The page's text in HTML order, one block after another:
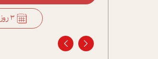
3 روز قبل